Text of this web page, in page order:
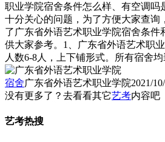
职业学院宿舍条件怎么样、有空调吗
十分关心的问题，为了方便大家查询
了广东省外语艺术职业学院宿舍条件
供大家参考。1、广东省外语艺术职
人数6-8人，上下铺形式。所有宿舍
宿舍广东省外语艺术职业学院2021/
没有更多了？去看看其它艺考内容吧
艺考热搜